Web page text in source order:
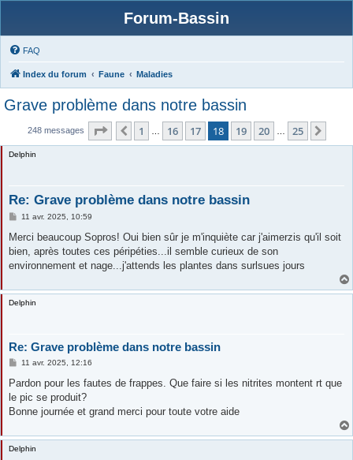
Forum-Bassin
FAQ
Index du forum Faune Maladies
Grave problème dans notre bassin
248 messages Page 18 sur 25
Précédente
1 16 17 18 19 20 25
Delphin
Re: Grave problème dans notre bassin
M
s
a
g
11 avr. 2025, 10:59
Merci beaucoup Sopros! Oui bien sûr je m'inquiète car j'aimerzis qu'il soit
bien, après toutes ces péripéties...il semble curieux de son
environnement et nage...j'attends les plantes dans surlsues jours
Delphin
Re: Grave problème dans notre bassin
M
s
a
g
11 avr. 2025, 12:16
Pardon pour les fautes de frappes. Que faire si les nitrites montent rt que
le pic se produit?
Bonne journée et grand merci pour toute votre aide
Delphin